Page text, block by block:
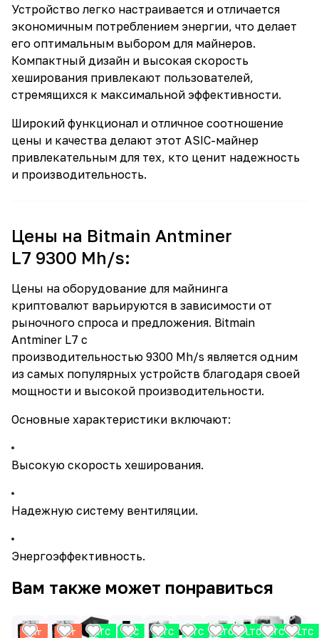
Устройство легко настраивается и отличается
экономичным потреблением энергии, что делает
его оптимальным выбором для майнеров.
Компактный дизайн и высокая скорость
хеширования привлекают пользователей,
стремящихся к максимальной эффективности.
Широкий функционал и отличное соотношение
цены и качества делают этот ASIC-майнер
привлекательным для тех, кто ценит надежность
и производительность.
Цены на Bitmain Antminer
L7 9300 Mh/s:
Цены на оборудование для майнинга
криптовалют варьируются в зависимости от
рыночного спроса и предложения. Bitmain
Antminer L7 с
производительностью 9300 Mh/s является одним
из самых популярных устройств благодаря своей
мощности и высокой производительности.
Основные характеристики включают:
Высокую скорость хеширования.
Надежную систему вентиляции.
Энергоэффективность.
Вам также может понравиться
Хит
Хит
LTC LTC LTC LTC LTC LTC LTC LTC